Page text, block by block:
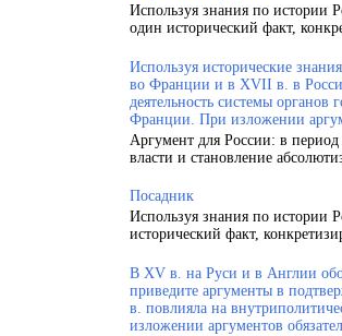
Используя знания по истории
один исторический факт,
Используя исторические
во Франции и в XVII в. в
деятельность системы органов
Франции. При изложении
Аргумент для России: в
власти и становление
Посадник
Используя знания по истории
исторический факт,
В XV в. на Руси и в Англии
приведите аргументы в
в. повлияла на
изложении аргументов